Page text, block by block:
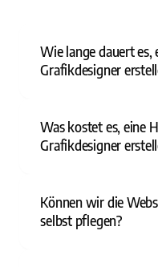
Wie lange dauert
Grafikdesigner
Was kostet es, eine
Grafikdesigner
Können wir die
selbst pflegen?